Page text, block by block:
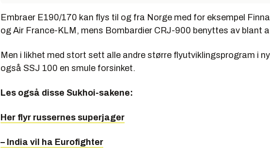
Embraer E190/170 kan flys til og fra Norge med for eksempel
og Air France-KLM, mens Bombardier CRJ-900 benyttes av blant
Men i likhet med stort sett alle andre større flyutviklingsprogram i
også SSJ 100 en smule forsinket.
Les også disse Sukhoi-sakene:
Her flyr russernes superjager
– India vil ha Eurofighter